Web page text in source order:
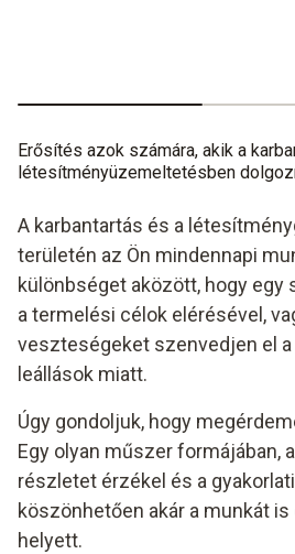
Erősítés azok számára, akik a
létesítményüzemeltetésben
A karbantartás és a
területén az Ön mindennapi
különbséget aközött, hogy egy
a termelési célok elérésével,
veszteségeket szenvedjen el
leállások miatt.
Úgy gondoljuk, hogy
Egy olyan műszer formájában,
részletet érzékel és a
köszönhetően akár a munkát
helyett.